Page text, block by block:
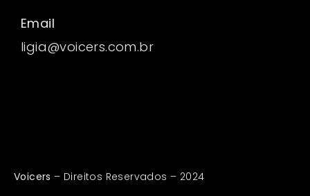
Email
ligia@voicers.com.br
Voicers – Direitos Reservados – 2024